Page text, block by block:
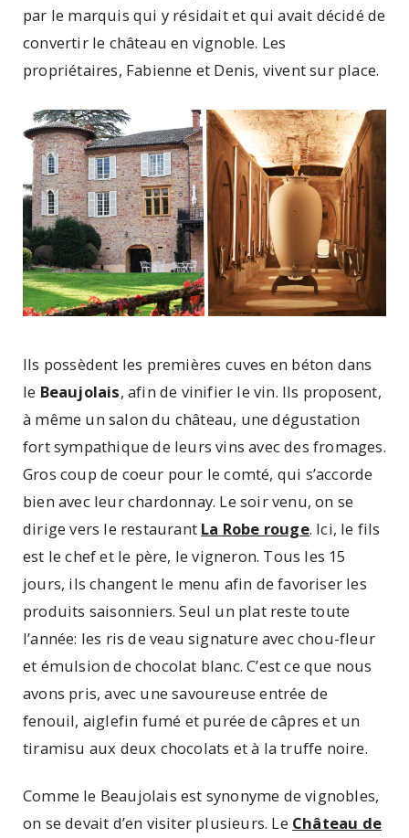
par le marquis qui y résidait et qui avait décidé de
convertir le château en vignoble. Les
propriétaires, Fabienne et Denis, vivent sur place.
Ils possèdent les premières cuves en béton dans
le Beaujolais, afin de vinifier le vin. Ils proposent,
à même un salon du château, une dégustation
fort sympathique de leurs vins avec des fromages.
Gros coup de coeur pour le comté, qui s’accorde
bien avec leur chardonnay. Le soir venu, on se
dirige vers le restaurant La Robe rouge. Ici, le fils
est le chef et le père, le vigneron. Tous les 15
jours, ils changent le menu afin de favoriser les
produits saisonniers. Seul un plat reste toute
l’année: les ris de veau signature avec chou-fleur
et émulsion de chocolat blanc. C’est ce que nous
avons pris, avec une savoureuse entrée de
fenouil, aiglefin fumé et purée de câpres et un
tiramisu aux deux chocolats et à la truffe noire.
Comme le Beaujolais est synonyme de vignobles,
on se devait d’en visiter plusieurs. Le Château de